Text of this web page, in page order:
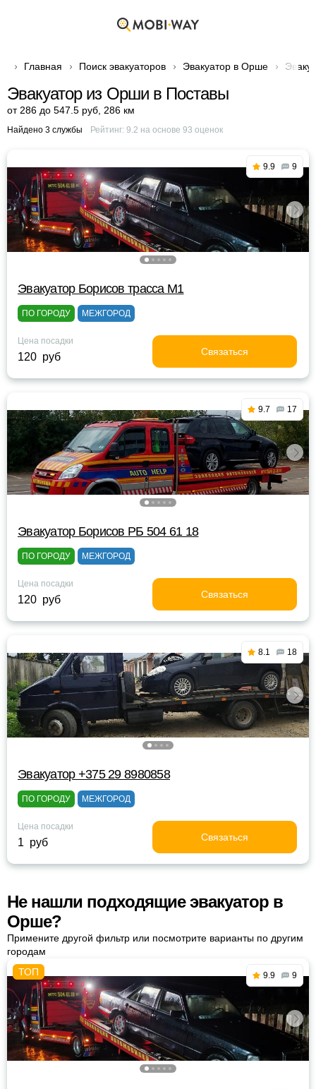
Главная Поиск эвакуаторов Эвакуатор в Орше
Эвакуатор из Орши в Поставы
от 286 до 547.5 руб 286 км
Найдено 3 службы Рейтинг: 9.2 на основе 93 оценок
9.9 9
Эвакуатор Борисов трасса М1
ПО ГОРОДУ МЕЖГОРОД
Цена посадки
120 руб Связаться
9.7 17
Эвакуатор Борисов РБ 504 61 18
ПО ГОРОДУ МЕЖГОРОД
Цена посадки
120 руб Связаться
8.1 18
Эвакуатор +375 29 8980858
ПО ГОРОДУ МЕЖГОРОД
Цена посадки
1 руб Связаться
Не нашли подходящие эвакуатор в
Орше?
Примените другой фильтр или посмотрите варианты по другим
городам
9.9 9